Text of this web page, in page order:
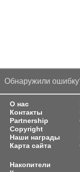
Обнаружили
О нас
Контакты
Partnership
Copyright
Наши награды
Карта сайта
Накопители